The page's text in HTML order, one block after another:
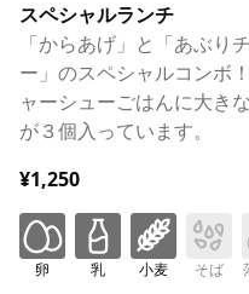
スペシャルランチ
「からあげ」と「あぶり
ー」のスペシャルコンボ
ャーシューごはんに大き
が３個入っています。
¥1,250
卵 乳 小麦 そば